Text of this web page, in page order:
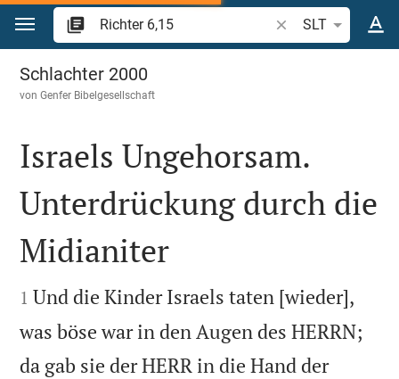
Zum Inhalt springen
Bibelstelle oder
SLT
Richter 6
Schlachter 2000
vonGenfer Bibelgesellschaft

Israels Ungehorsam.
Unterdrückung durch die
Midianiter

1 Und die Kinder Israels taten [wieder],
was böse war in den Augen des HERRN;
da gab sie der HERR in die Hand der